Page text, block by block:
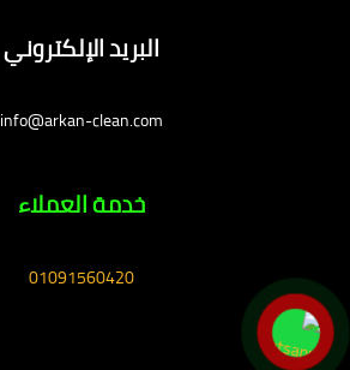
البريد الإلكتروني
info@arkan-clean.com
خدمة العملاء
01091560420